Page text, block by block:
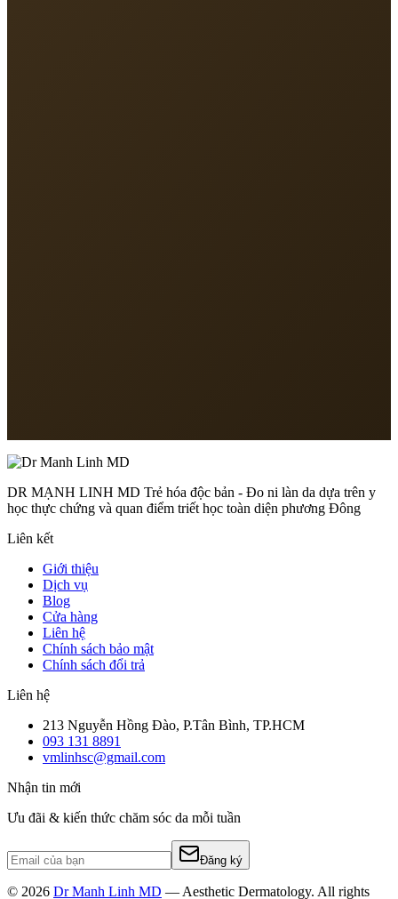
DR MẠNH LINH MD Trẻ hóa độc bản - Đo ni làn da dựa trên y
học thực chứng và quan điểm triết học toàn diện phương Đông
Liên kết
Giới thiệu
Dịch vụ
Blog
Cửa hàng
Liên hệ
Chính sách bảo mật
Chính sách đổi trả
Liên hệ
213 Nguyễn Hồng Đào, P.Tân Bình, TP.HCM
093 131 8891
vmlinhsc@gmail.com
Nhận tin mới
Ưu đãi & kiến thức chăm sóc da mỗi tuần
Đăng ký
© 2026 Dr Manh Linh MD — Aesthetic Dermatology. All rights